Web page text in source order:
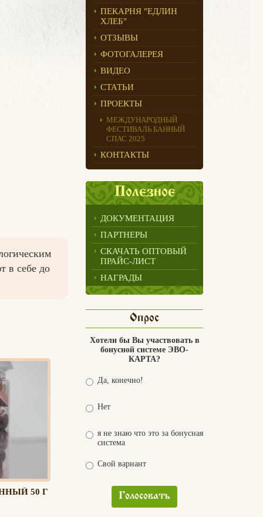
ПЕКАРНЯ "ЕДЛИН
ХЛЕБ"
ОТЗЫВЫ
ФОТОГАЛЕРЕЯ
ВИДЕО
СТАТЬИ
ПРОЕКТЫ
МЕЖДУНАРОДНЫЙ
ФЕСТИВАЛЬ БАННЫЙ
СПАС 2025
КОНТАКТЫ
Полезное
ДОКУМЕНТАЦИЯ
ПАРТНЕРЫ
СКАЧАТЬ ОПТОВЫЙ
ПРАЙС-ЛИСТ
НАГРАДЫ
Опрос
Хотели бы Вы участвовать в
бонусной системе ЭВО-
КАРТА?
Да, конечно!
Нет
я не знаю что это за бонусная
система
Свой вариант
Голосовать
в себе до
50 Г